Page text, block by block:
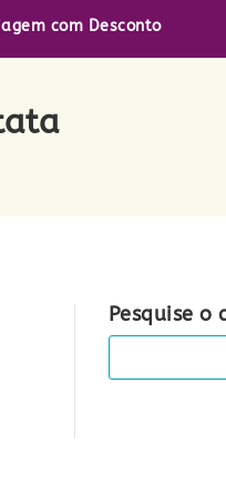
com Desconto
Pesquise o